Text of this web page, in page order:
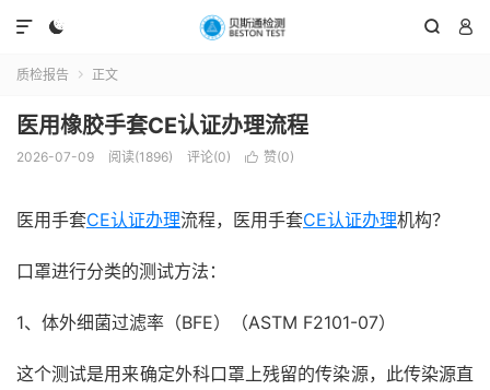
  

质检报告  正文
医用橡胶手套CE认证办理流程
2026-07-09 阅读(1896) 评论(0)  赞(0)
医用手套CE认证办理流程，医用手套CE认证办理机构？
口罩进行分类的测试方法：
1、体外细菌过滤率（BFE）（ASTM F2101-07）
这个测试是用来确定外科口罩上残留的传染源，此传染源直